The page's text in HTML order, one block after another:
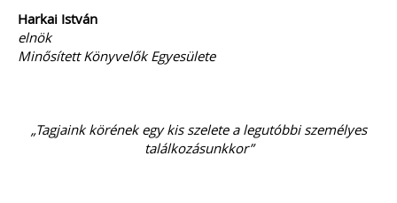
Harkai István
elnök
Minősített Könyvelők Egyesülete
„Tagjaink körének egy kis szelete a legutóbbi személyes
találkozásunkkor”